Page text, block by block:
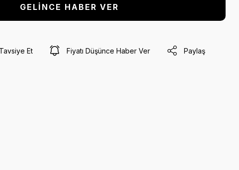
GELİNCE HABER VER
Tavsiye Et Fiyatı Düşünce Haber Ver Paylaş